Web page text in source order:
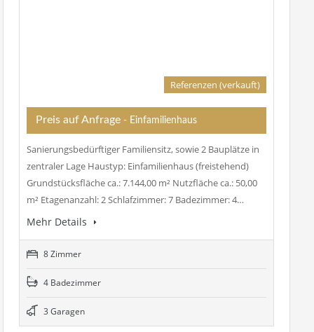
Referenzen (verkauft)
Preis auf Anfrage - Einfamilienhaus
Sanierungsbedürftiger Familiensitz, sowie 2 Bauplätze in
zentraler Lage Haustyp: Einfamilienhaus (freistehend)
Grundstücksfläche ca.: 7.144,00 m² Nutzfläche ca.: 50,00
m² Etagenanzahl: 2 Schlafzimmer: 7 Badezimmer: 4…
Mehr Details
8 Zimmer
4 Badezimmer
3 Garagen